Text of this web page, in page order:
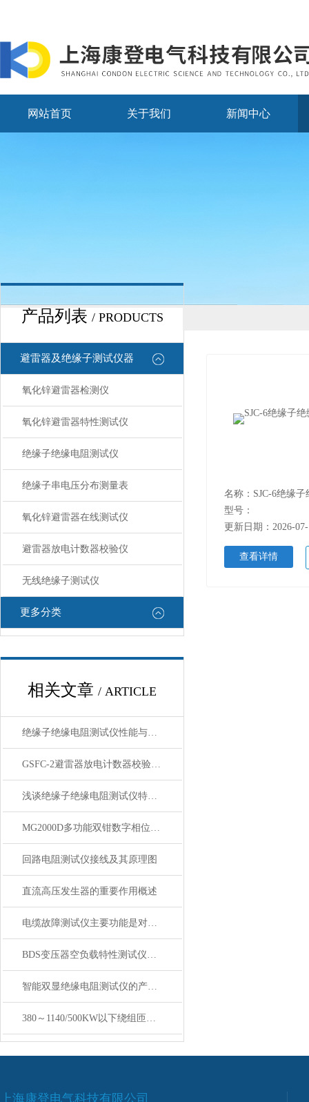
网站首页 关于我们 新闻中心
产品列表 / PRODUCTS
避雷器及绝缘子测试仪器
氧化锌避雷器检测仪
氧化锌避雷器特性测试仪
绝缘子绝缘电阻测试仪
绝缘子串电压分布测量表
氧化锌避雷器在线测试仪
避雷器放电计数器校验仪
无线绝缘子测试仪
更多分类
相关文章 / ARTICLE
绝缘子绝缘电阻测试仪性能与讲解
GSFC-2避雷器放电计数器校验仪主要特点
浅谈绝缘子绝缘电阻测试仪特点技术指标
MG2000D多功能双钳数字相位伏安表 讲解
回路电阻测试仪接线及其原理图
直流高压发生器的重要作用概述
电缆故障测试仪主要功能是对地绝缘不良点的定位测试仪和路径的探测
BDS变压器空负载特性测试仪功能特点
智能双显绝缘电阻测试仪的产品特性
380～1140/500KW以下绕组匝间冲击耐电压试验仪
名称：SJC-6绝缘
型号：
更新日期：2026-
查看详情
上海康登电气科技有限公司